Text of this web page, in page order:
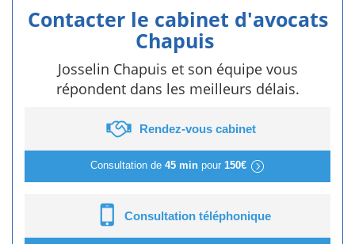
Contacter le cabinet d'avocats
Chapuis
Josselin Chapuis et son équipe vous
répondent dans les meilleurs délais.
Rendez-vous cabinet
Consultation de 45 minpour 150€
Consultation téléphonique